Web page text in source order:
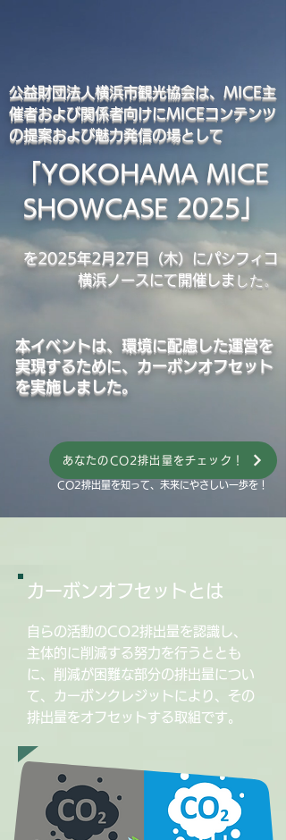
公益財団法人横浜市観光協会は、MICE主
催者および関係者向けにMICEコンテンツ
の提案および魅力発信の場として
「YOKOHAMA MICE
SHOWCASE 2025」
を2025年2月27日（木）にパシフィコ
横浜ノースにて開催しま した。
本イベントは、環境に配慮した運営を
実現するために、カーボンオフセット
を実施しました。
あなたのCO2排出量をチェック！
CO2排出量を知って、未来にやさしい一歩を！
カーボンオフセットとは
自らの活動のCO2排出量を認識し、
主体的に削減する努力を行うととも
に、削減が困難な部分の排出量につい
て、カーボンクレジットにより、その
排出量をオフセットする取組です。